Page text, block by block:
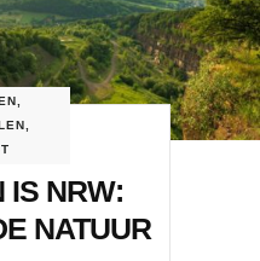
IS NRW:
NATUUR